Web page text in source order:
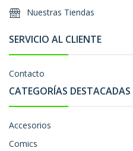
Nuestras Tiendas
SERVICIO AL CLIENTE
Contacto
CATEGORÍAS DESTACADAS
Accesorios
Comics